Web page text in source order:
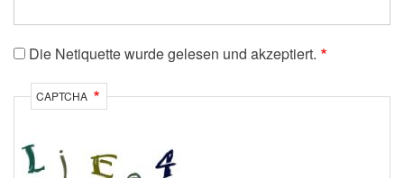
Die Netiquette wurde gelesen und akzeptiert.
CAPTCHA